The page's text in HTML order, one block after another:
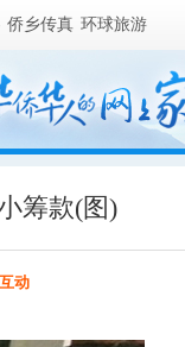
侨乡传真 环球旅游
筹款(图)
动